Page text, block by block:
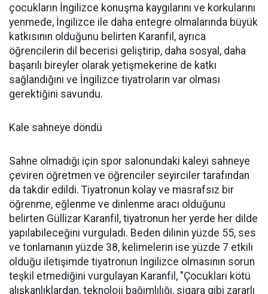
çocukların İngilizce konuşma kaygılarını ve korkularını
yenmede, İngilizce ile daha entegre olmalarında büyük
katkısının olduğunu belirten Karanfil, ayrıca
öğrencilerin dil becerisi geliştirip, daha sosyal, daha
başarılı bireyler olarak yetişmekerine de katkı
sağlandığını ve İngilizce tiyatroların var olması
gerektiğini savundu.
Kale sahneye döndü
Sahne olmadığı için spor salonundaki kaleyi sahneye
çeviren öğretmen ve öğrenciler seyirciler tarafından
da takdir edildi. Tiyatronun kolay ve masrafsız bir
öğrenme, eğlenme ve dinlenme aracı olduğunu
belirten Güllizar Karanfil, tiyatronun her yerde her dilde
yapılabileceğini vurguladı. Beden dilinin yüzde 55, ses
ve tonlamanın yüzde 38, kelimelerin ise yüzde 7 etkili
olduğu iletişimde tiyatronun İngilizce olmasının sorun
teşkil etmediğini vurgulayan Karanfil, "Çocukları kötü
alışkanlıklardan, teknoloji bağımlılığı, sigara gibi zararlı